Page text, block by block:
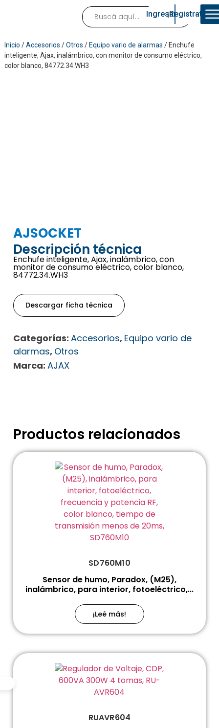
Ingresar¡Registrate!
Inicio /Accesorios /Otros / Equipo vario de alarmas / Enchufe
inteligente, Ajax, inalámbrico, con monitor de consumo eléctrico,
color blanco, 84772.34.WH3
AJSOCKET
Descripción técnica
Enchufe inteligente, Ajax, inalámbrico, con
monitor de consumo eléctrico, color blanco,
84772.34.WH3
Descargar ficha técnica
Categorías: Accesorios, Equipo vario de
alarmas, Otros
Marca: AJAX
Productos relacionados
SD760M10
Sensor de humo, Paradox, (M25),
inalámbrico, para interior, fotoeléctrico,...
¡Leé más!
RUAVR604